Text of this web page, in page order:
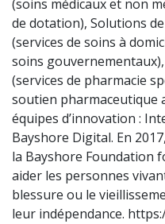
(soins médicaux et non
de dotation), Solutions
(services de soins à
soins
(services de pharmacie
soutien pharmaceutique
équipes d’innovation :
Bayshore Digital. En
la Bayshore Foundation
aider les personnes
blessure ou le
leur indépendance.